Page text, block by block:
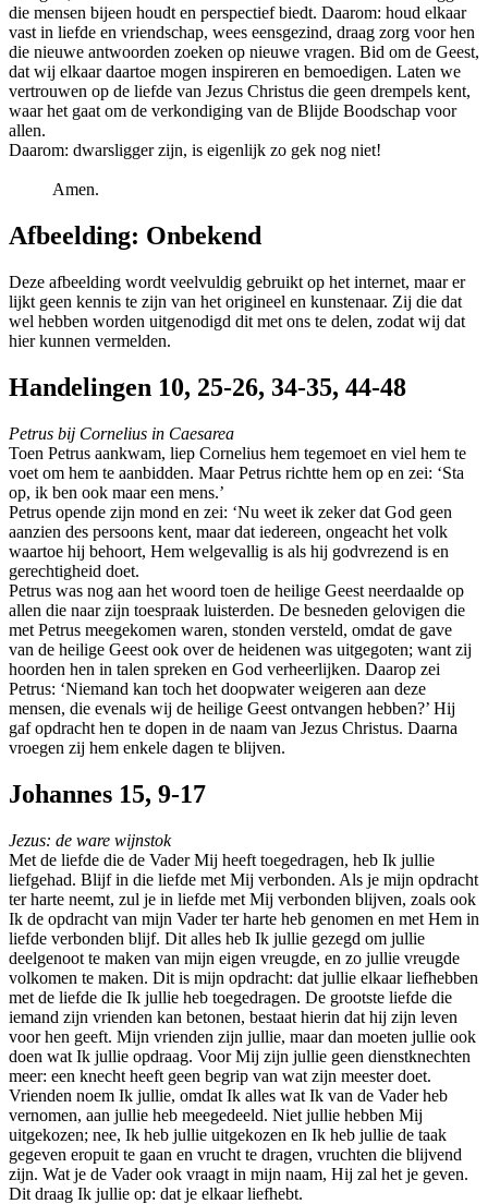
die mensen bijeen houdt en perspectief biedt. Daarom: houd elkaar
vast in liefde en vriendschap, wees eensgezind, draag zorg voor hen
die nieuwe antwoorden zoeken op nieuwe vragen. Bid om de Geest,
dat wij elkaar daartoe mogen inspireren en bemoedigen. Laten we
vertrouwen op de liefde van Jezus Christus die geen drempels kent,
waar het gaat om de verkondiging van de Blijde Boodschap voor
allen.
Daarom: dwarsligger zijn, is eigenlijk zo gek nog niet!
Amen.
Afbeelding: Onbekend
Deze afbeelding wordt veelvuldig gebruikt op het internet, maar er
lijkt geen kennis te zijn van het origineel en kunstenaar. Zij die dat
wel hebben worden uitgenodigd dit met ons te delen, zodat wij dat
hier kunnen vermelden.
Handelingen 10, 25-26, 34-35, 44-48
Petrus bij Cornelius in Caesarea
Toen Petrus aankwam, liep Cornelius hem tegemoet en viel hem te
voet om hem te aanbidden. Maar Petrus richtte hem op en zei: ‘Sta
op, ik ben ook maar een mens.’
Petrus opende zijn mond en zei: ‘Nu weet ik zeker dat God geen
aanzien des persoons kent, maar dat iedereen, ongeacht het volk
waartoe hij behoort, Hem welgevallig is als hij godvrezend is en
gerechtigheid doet.
Petrus was nog aan het woord toen de heilige Geest neerdaalde op
allen die naar zijn toespraak luisterden. De besneden gelovigen die
met Petrus meegekomen waren, stonden versteld, omdat de gave
van de heilige Geest ook over de heidenen was uitgegoten; want zij
hoorden hen in talen spreken en God verheerlijken. Daarop zei
Petrus: ‘Niemand kan toch het doopwater weigeren aan deze
mensen, die evenals wij de heilige Geest ontvangen hebben?’ Hij
gaf opdracht hen te dopen in de naam van Jezus Christus. Daarna
vroegen zij hem enkele dagen te blijven.
Johannes 15, 9-17
Jezus: de ware wijnstok
Met de liefde die de Vader Mij heeft toegedragen, heb Ik jullie
liefgehad. Blijf in die liefde met Mij verbonden. Als je mijn opdracht
ter harte neemt, zul je in liefde met Mij verbonden blijven, zoals ook
Ik de opdracht van mijn Vader ter harte heb genomen en met Hem in
liefde verbonden blijf. Dit alles heb Ik jullie gezegd om jullie
deelgenoot te maken van mijn eigen vreugde, en zo jullie vreugde
volkomen te maken. Dit is mijn opdracht: dat jullie elkaar liefhebben
met de liefde die Ik jullie heb toegedragen. De grootste liefde die
iemand zijn vrienden kan betonen, bestaat hierin dat hij zijn leven
voor hen geeft. Mijn vrienden zijn jullie, maar dan moeten jullie ook
doen wat Ik jullie opdraag. Voor Mij zijn jullie geen dienstknechten
meer: een knecht heeft geen begrip van wat zijn meester doet.
Vrienden noem Ik jullie, omdat Ik alles wat Ik van de Vader heb
vernomen, aan jullie heb meegedeeld. Niet jullie hebben Mij
uitgekozen; nee, Ik heb jullie uitgekozen en Ik heb jullie de taak
gegeven eropuit te gaan en vrucht te dragen, vruchten die blijvend
zijn. Wat je de Vader ook vraagt in mijn naam, Hij zal het je geven.
Dit draag Ik jullie op: dat je elkaar liefhebt.